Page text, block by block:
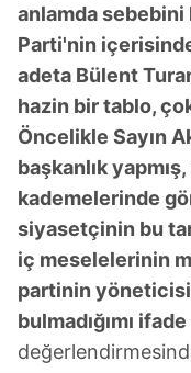
anlamda
Parti'nin
adeta Bülent
hazin bir tablo,
Öncelikle Sayın
başkanlık
kademelerinde
siyasetçinin bu
iç meselelerinin
partinin
bulmadığımı